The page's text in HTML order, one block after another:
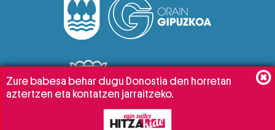
Zure babesa behar dugu Donostia den horretan
aztertzen eta kontatzen jarraitzeko.